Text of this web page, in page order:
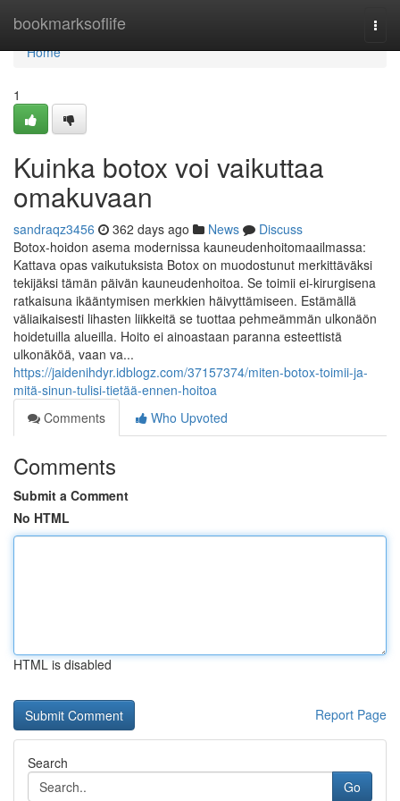
bookmarksoflife
Home
Home
1
Kuinka botox voi vaikuttaa
omakuvaan
sandraqz3456 362 days ago News
Discuss
Botox-hoidon asema modernissa kauneudenhoitomaailmassa:
Kattava opas vaikutuksista Botox on muodostunut merkittäväksi
tekijäksi tämän päivän kauneudenhoitoa. Se toimii ei-kirurgisena
ratkaisuna ikääntymisen merkkien häivyttämiseen. Estämällä
väliaikaisesti lihasten liikkeitä se tuottaa pehmeämmän ulkonäön
hoidetuilla alueilla. Hoito ei ainoastaan paranna esteettistä
ulkonäköä, vaan va...
https://jaidenihdyr.idblogz.com/37157374/miten-botox-toimii-ja-
mitä-sinun-tulisi-tietää-ennen-hoitoa
Comments
Who Upvoted
Comments
Submit a Comment
No HTML
HTML is disabled
Report Page
Search
Go